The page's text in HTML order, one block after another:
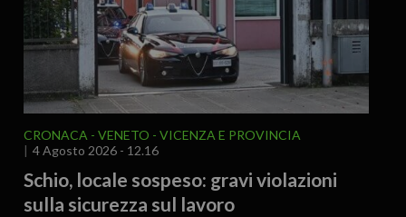
CRONACA VENETO
VICENZA E PROVINCIA
4 Agosto 2026 - 12.16
Schio, locale sospeso: gravi violazioni
sulla sicurezza sul lavoro